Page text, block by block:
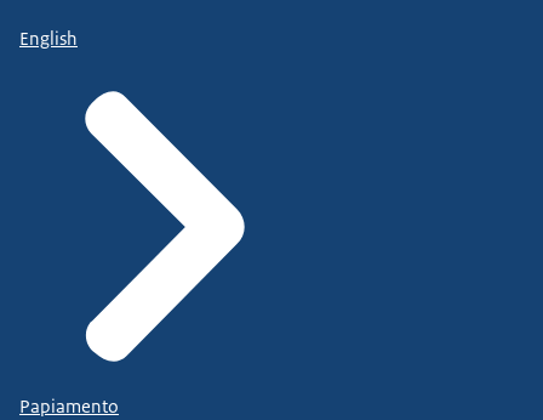
English
Papiamento